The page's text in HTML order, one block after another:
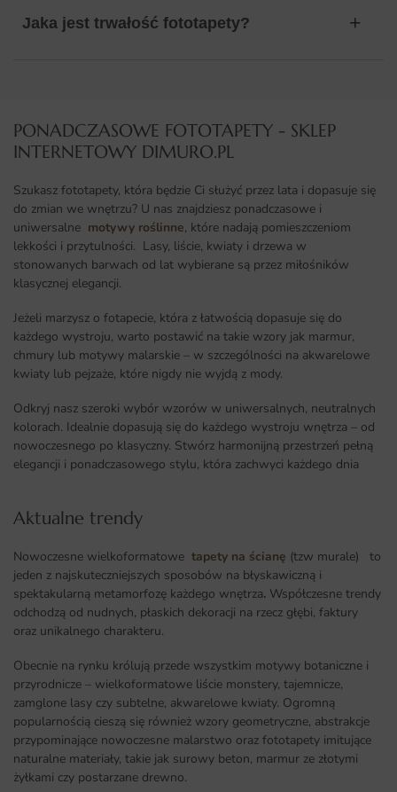
Jaka jest trwałość fototapety?
PONADCZASOWE FOTOTAPETY - SKLEP
INTERNETOWY DIMURO.PL​
Szukasz fototapety, która będzie Ci służyć przez lata i dopasuje się
do zmian we wnętrzu? U nas znajdziesz ponadczasowe i
uniwersalne motywy roślinne, które nadają pomieszczeniom
lekkości i przytulności. Lasy, liście, kwiaty i drzewa w
stonowanych barwach od lat wybierane są przez miłośników
klasycznej elegancji.
Jeżeli marzysz o fotapecie, która z łatwością dopasuje się do
każdego wystroju, warto postawić na takie wzory jak marmur,
chmury lub motywy malarskie – w szczególności na akwarelowe
kwiaty lub pejzaże, które nigdy nie wyjdą z mody.
Odkryj nasz szeroki wybór wzorów w uniwersalnych, neutralnych
kolorach. Idealnie dopasują się do każdego wystroju wnętrza – od
nowoczesnego po klasyczny. Stwórz harmonijną przestrzeń pełną
elegancji i ponadczasowego stylu, która zachwyci każdego dnia
Aktualne trendy​
Nowoczesne wielkoformatowe tapety na ścianę (tzw murale) to
jeden z najskuteczniejszych sposobów na błyskawiczną i
spektakularną metamorfozę każdego wnętrza. Współczesne trendy
odchodzą od nudnych, płaskich dekoracji na rzecz głębi, faktury
oraz unikalnego charakteru.
Obecnie na rynku królują przede wszystkim motywy botaniczne i
przyrodnicze – wielkoformatowe liście monstery, tajemnicze,
zamglone lasy czy subtelne, akwarelowe kwiaty. Ogromną
popularnością cieszą się również wzory geometryczne, abstrakcje
przypominające nowoczesne malarstwo oraz fototapety imitujące
naturalne materiały, takie jak surowy beton, marmur ze złotymi
żyłkami czy postarzane drewno.